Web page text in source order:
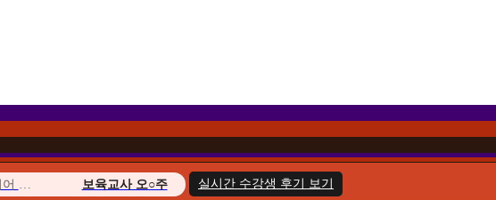
보육교사 오○주
실시간 수강생 후기 보기